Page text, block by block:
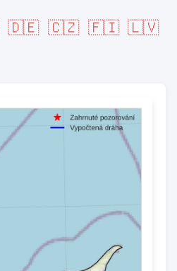
🇩🇪 🇨🇿 🇫🇮 🇱🇻